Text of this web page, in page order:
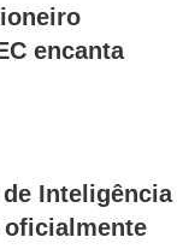
encanta
Inteligência
oficialmente